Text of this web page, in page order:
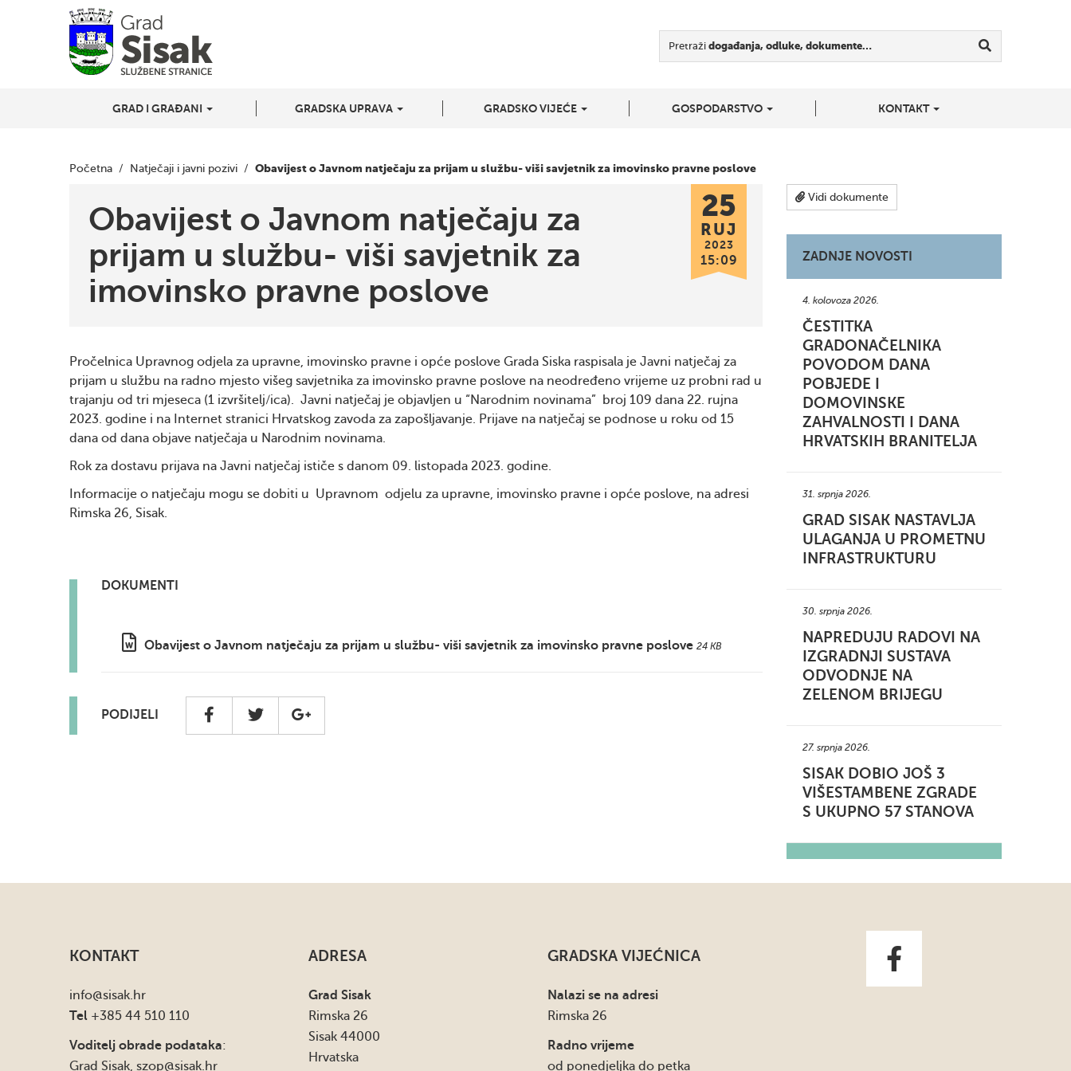
Pretraži događanja, odluke, dokumente…
GRAD I GRAĐANI GRADSKA UPRAVA GRADSKO VIJEĆE GOSPODARSTVO KONTAKT
Početna / Natječaji i javni pozivi / Obavijest o Javnom natječaju za prijam u službu- viši savjetnik za imovinsko pravne poslove
Obavijest o Javnom natječaju za
prijam u službu- viši savjetnik za
imovinsko pravne poslove
25
RUJ
2023
15:09
Pročelnica Upravnog odjela za upravne, imovinsko pravne i opće poslove Grada Siska raspisala je Javni natječaj za
prijam u službu na radno mjesto višeg savjetnika za imovinsko pravne poslove na neodređeno vrijeme uz probni rad u
trajanju od tri mjeseca (1 izvršitelj/ica). Javni natječaj je objavljen u “Narodnim novinama” broj 109 dana 22. rujna
2023. godine i na Internet stranici Hrvatskog zavoda za zapošljavanje. Prijave na natječaj se podnose u roku od 15
dana od dana objave natječaja u Narodnim novinama.
Rok za dostavu prijava na Javni natječaj ističe s danom 09. listopada 2023. godine.
Informacije o natječaju mogu se dobiti u Upravnom odjelu za upravne, imovinsko pravne i opće poslove, na adresi
Rimska 26, Sisak.
DOKUMENTI
Obavijest o Javnom natječaju za prijam u službu- viši savjetnik za imovinsko pravne poslove 24 KB
PODIJELI
Vidi dokumente
ZADNJE NOVOSTI
4. kolovoza 2026.
ČESTITKA
GRADONAČELNIKA
POVODOM DANA
POBJEDE I
DOMOVINSKE
ZAHVALNOSTI I DANA
HRVATSKIH BRANITELJA
31. srpnja 2026.
GRAD SISAK NASTAVLJA
ULAGANJA U PROMETNU
INFRASTRUKTURU
30. srpnja 2026.
NAPREDUJU RADOVI NA
IZGRADNJI SUSTAVA
ODVODNJE NA
ZELENOM BRIJEGU
27. srpnja 2026.
SISAK DOBIO JOŠ 3
VIŠESTAMBENE ZGRADE
S UKUPNO 57 STANOVA
KONTAKT
info@sisak.hr
Tel +385 44 510 110
Voditelj obrade podataka:
Grad Sisak, szop@sisak.hr
ADRESA
Grad Sisak
Rimska 26
Sisak 44000
Hrvatska
GRADSKA VIJEĆNICA
Nalazi se na adresi
Rimska 26
Radno vrijeme
od ponedjeljka do petka